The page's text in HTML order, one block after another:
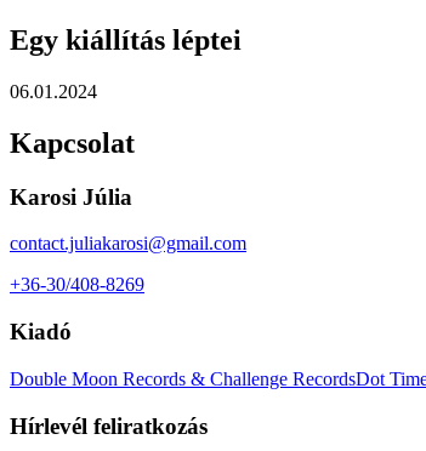
Egy kiállítás léptei
06.01.2024
Kapcsolat
Karosi Júlia
contact.juliakarosi@gmail.com
+36-30/408-8269
Kiadó
Double Moon Records & Challenge RecordsDot
Hírlevél feliratkozás